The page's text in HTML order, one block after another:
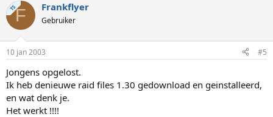
TSF Frankflyer
Gebruiker
10 jan 2003 #5
Jongens opgelost.
Ik heb denieuwe raid files 1.30 gedownload en geinstalleerd,
en wat denk je.
Het werkt !!!!